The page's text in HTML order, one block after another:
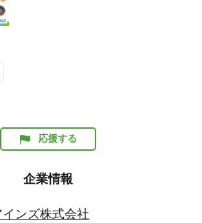
応援する
企業情報
インズ株式会社